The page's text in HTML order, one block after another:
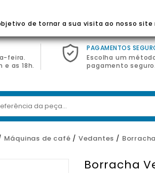
feira.
e as 18h.
PAGAMENTOS
Escolha um
pagamento seguro.
Máquinas de café Vedantes
Borracha
de tornar a sua visita ao nosso site